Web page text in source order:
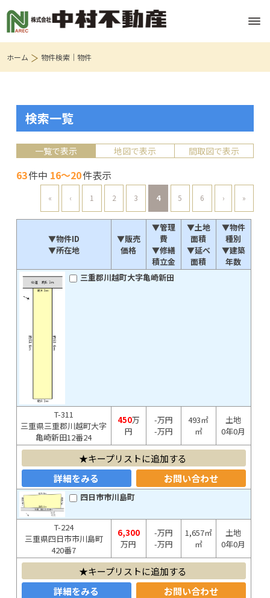
ホーム 物件検索｜物件
検索一覧
一覧で表示 地図で表示 間取図で表示
63件中 16～20件表示
« ‹ 1 2 3 4 5 6 › »
▼物件ID
▼所在地
▼販売
価格
▼管理
費
▼修繕
積立金
▼土地
面積
▼延べ
面積
▼物件
種別
▼建築
年数
三重郡川越町大字亀崎新田
T-311
三重県三重郡川越町大字
亀崎新田12番24
450万
円
-万円
-万円
493㎡
㎡
土地
0年0月
キープリストに追加する
詳細をみる
お問い合わせ
四日市市川島町
T-224
三重県四日市市川島町
420番7
6,300
万円
-万円
-万円
1,657㎡
㎡
土地
0年0月
キープリストに追加する
詳細をみる
お問い合わせ